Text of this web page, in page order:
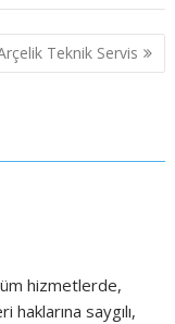
Teknik Servis
hizmetlerde,
saygılı,